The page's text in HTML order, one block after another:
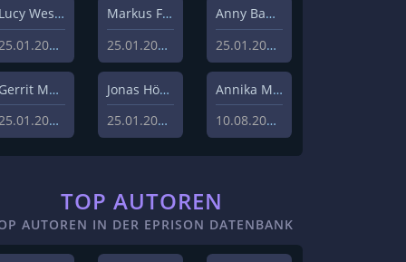
Lucy Westphal
25.01.2024
Markus Fiedler
25.01.2024
Anny Bader
25.01.2024
Gerrit Menk
25.01.2024
Jonas Höger
25.01.2024
Annika Menzel
10.08.2023
TOP AUTOREN
AUTOREN IN DER EPRISON DATENBANK